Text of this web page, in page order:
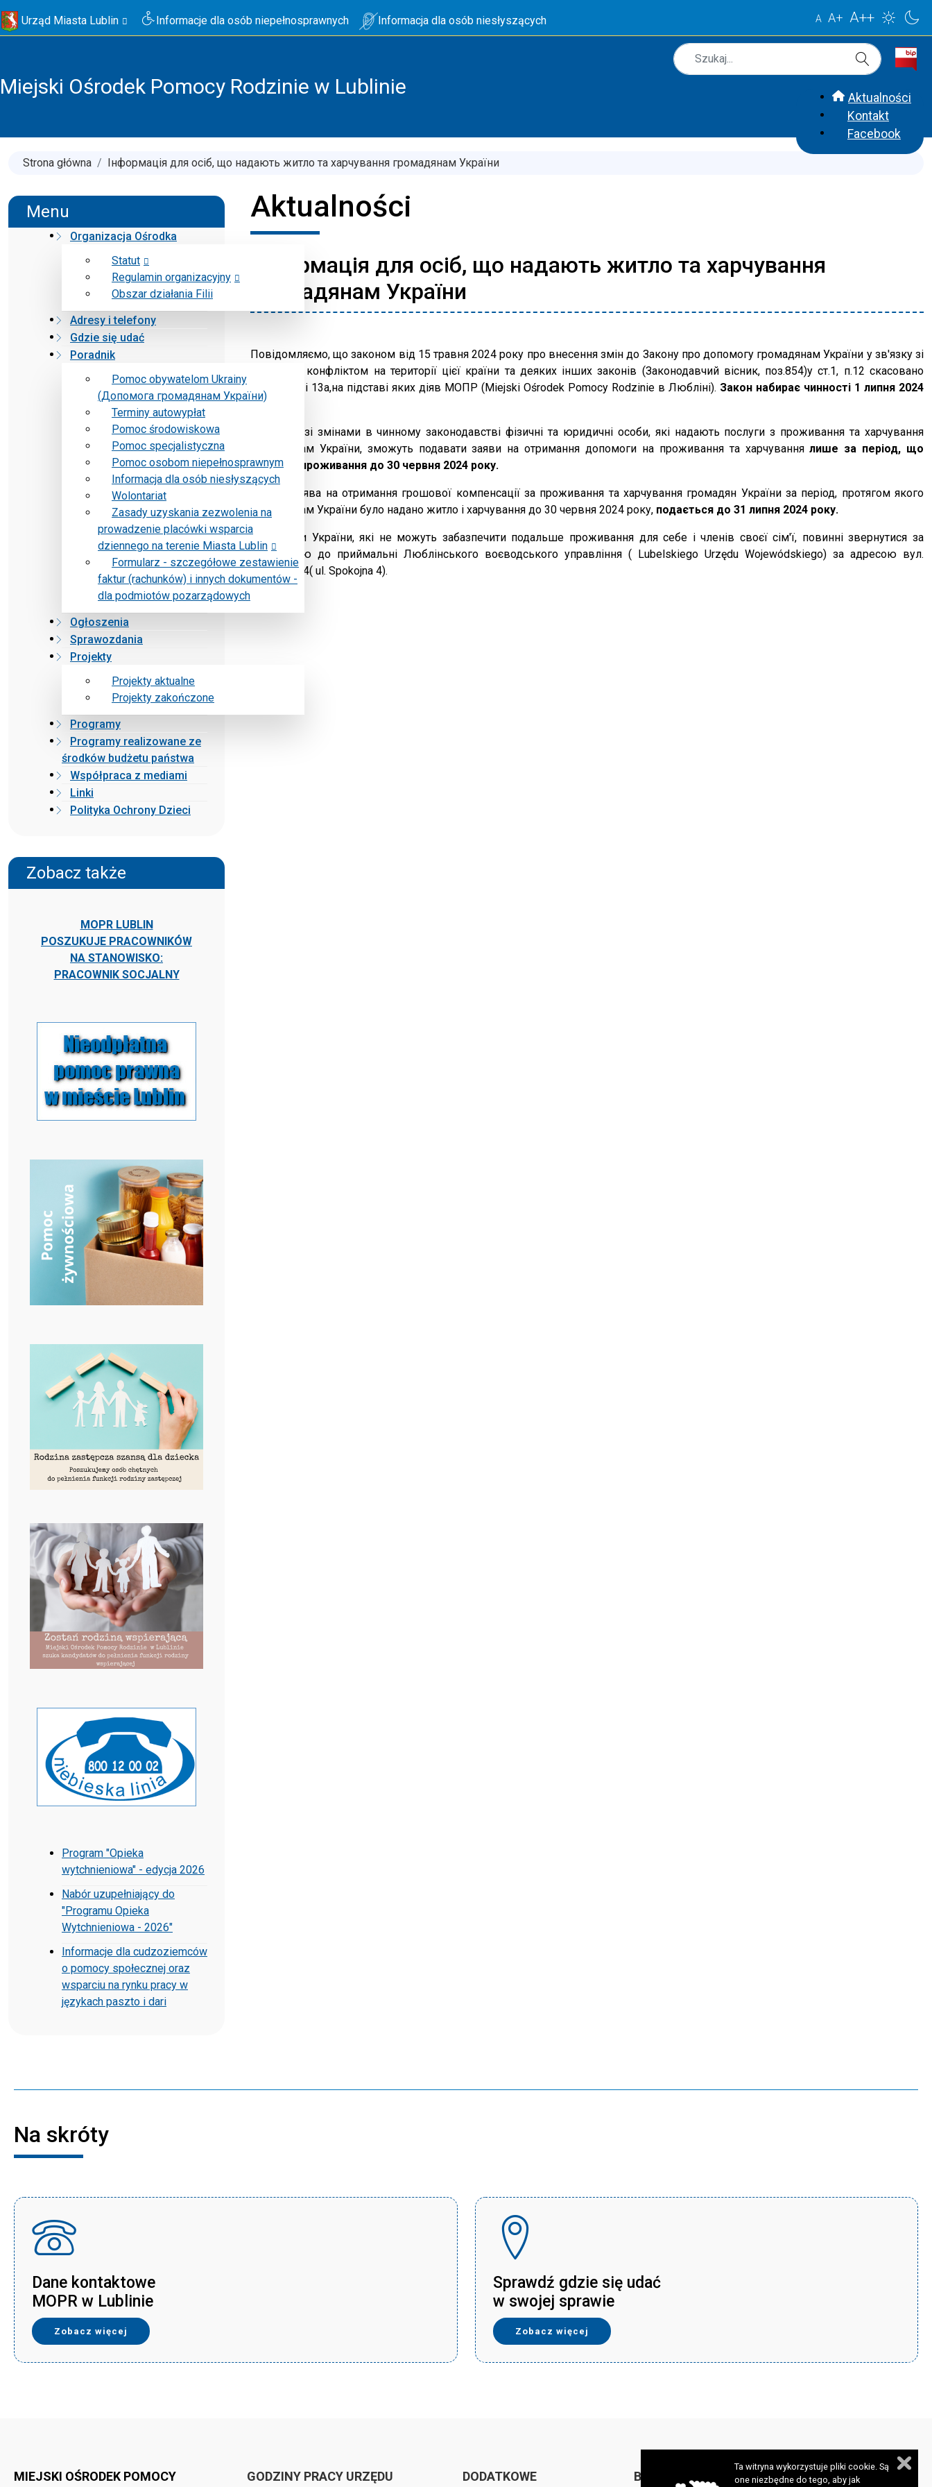
Urząd Miasta Lublin Informacje dla osób niepełnosprawnych Informacja dla osób niesłyszących A A+ A++
Miejski Ośrodek Pomocy Rodzinie w Lublinie
Szukaj
Type 2 or more characters for results.
Aktualności
Kontakt
Facebook
Strona główna Інформація для осіб, що надають житло та харчування громадянам України
Menu
Organizacja Ośrodka
Statut
Regulamin organizacyjny
Obszar działania Filii
Adresy i telefony
Gdzie się udać
Poradnik
Pomoc obywatelom Ukrainy
(Допомога громадянам України)
Terminy autowypłat
Pomoc środowiskowa
Pomoc specjalistyczna
Pomoc osobom niepełnosprawnym
Informacja dla osób niesłyszących
Wolontariat
Zasady uzyskania zezwolenia na
prowadzenie placówki wsparcia
dziennego na terenie Miasta Lublin
Formularz - szczegółowe zestawienie
faktur (rachunków) i innych dokumentów -
dla podmiotów pozarządowych
Ogłoszenia
Sprawozdania
Projekty
Projekty aktualne
Projekty zakończone
Programy
Programy realizowane ze
środków budżetu państwa
Współpraca z mediami
Linki
Polityka Ochrony Dzieci
Zobacz także
MOPR LUBLIN
POSZUKUJE PRACOWNIKÓW
NA STANOWISKO:
PRACOWNIK SOCJALNY
Program "Opieka
wytchnieniowa" - edycja 2026
Nabór uzupełniający do
"Programu Opieka
Wytchnieniowa - 2026"
Informacje dla cudzoziemców
o pomocy społecznej oraz
wsparciu na rynku pracy w
językach paszto i dari
Aktualności
Інформація для осіб, що надають житло та харчування
громадянам України
Повідомляємо, що законом від 15 травня 2024 року про внесення змін до Закону про допомогу громадянам України у зв'язку зі
збройним конфліктом на території цієї країни та деяких інших законів (Законодавчий вісник, поз.854)у ст.1, п.12 скасовано
статтю 13 і 13а,на підставі яких діяв МОПР (Miejski Ośrodek Pomocy Rodzinie в Любліні). Закон набирає чинності 1 липня 2024
року.
У зв'язку зі змінами в чинному законодавстві фізичні та юридичні особи, які надають послуги з проживання та харчування
громадянам України, зможуть подавати заяви на отримання допомоги на проживання та харчуваннялише за період, що
охоплює проживання до 30 червня 2024 року.
Заява на отримання грошової компенсації за проживання та харчування громадян України за період, протягом якого
громадянам України було надано житло і харчування до 30 червня 2024 року, подається до 31 липня 2024 року.
Громадяни України, які не можуть забазпечити подальше проживання для себе і членів своєї сім'ї, повинні звернутися за
допомогою до приймальні Люблінського воєводського управління ( Lubelskiego Urzędu Wojewódskiego) за адресою вул.
Спокойна 4( ul. Spokojna 4).
Na skróty
Dane kontaktowe
MOPR w Lublinie
Zobacz więcej
Sprawdź gdzie się udać
w swojej sprawie
Zobacz więcej
MIEJSKI OŚRODEK POMOCY GODZINY PRACY URZĘDU DODATKOWE BIULETYN
Ta witryna wykorzystuje pliki cookie. Są
one niezbędne do tego, aby jak